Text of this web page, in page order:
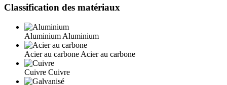
Classification des matériaux
Aluminium Aluminium
Acier au carbone Acier au carbone
Cuivre Cuivre